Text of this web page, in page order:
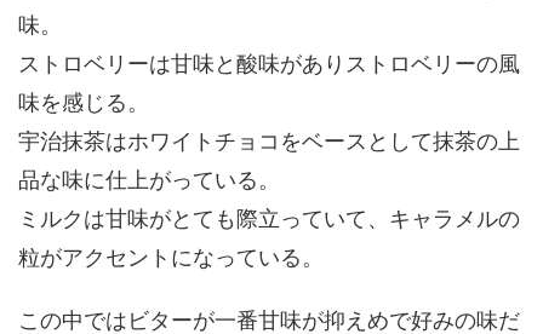
味。
ストロベリーは甘味と酸味がありストロベリーの風
味を感じる。
宇治抹茶はホワイトチョコをベースとして抹茶の上
品な味に仕上がっている。
ミルクは甘味がとても際立っていて、キャラメルの
粒がアクセントになっている。
この中ではビターが一番甘味が抑えめで好みの味だ